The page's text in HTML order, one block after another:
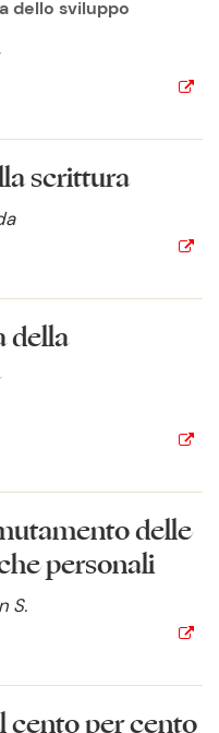
dello sviluppo
scrittura
della
delle
personali
S.
cento per cento